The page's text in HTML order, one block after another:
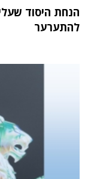
הנחת היסוד
להתערער